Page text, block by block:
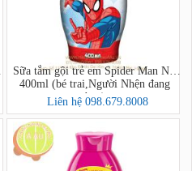
Sữa tắm gội trẻ em Spider Man Nga
400ml (bé trai,Người Nhện đang
bay)
Liên hệ 098.679.8008